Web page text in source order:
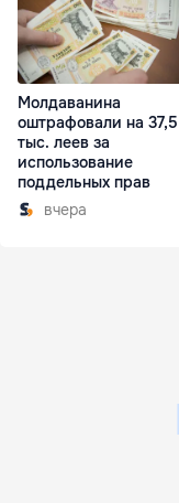
Молдаванина
оштрафовали на 37,5
тыс. леев за
использование
поддельных прав
вчера